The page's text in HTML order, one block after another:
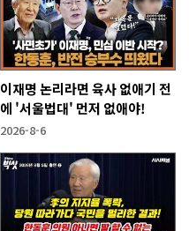
이재명 논리라면 육사 없애기 전
에 '서울법대' 먼저 없애야!
2026-8-6